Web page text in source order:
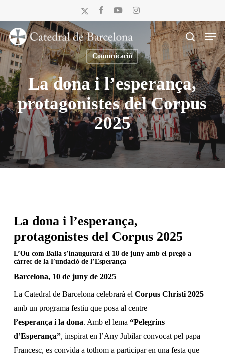
to
main
content
x-
facebookyoutube instagram
search
Menu
Comunicació
La dona i l’esperança,
protagonistes del Corpus
2025
La dona i l’esperança,
protagonistes del Corpus 2025
L’Ou com Balla s’inaugurarà el 18 de juny amb el pregó a
càrrec de la Fundació de l’Esperança
Barcelona, 10 de juny de 2025
La Catedral de Barcelona celebrarà el Corpus Christi 2025
amb un programa festiu que posa al centre
l’esperança i la dona. Amb el lema “Pelegrins
d’Esperança”, inspirat en l’Any Jubilar convocat pel papa
Francesc, es convida a tothom a participar en una festa que